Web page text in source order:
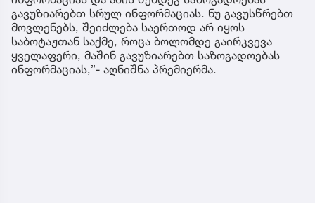
გავუზიარებთ სრულ ინფორმაციას. ნუ გავუსწრებთ
მოვლენებს, შეიძლება საერთოდ არ იყოს
საბოტაჟთან საქმე, როცა ბოლომდე გაირკვევა
ყველაფერი, მაშინ გავუზიარებთ საზოგადოებას
ინფორმაციას,”- აღნიშნა პრემიერმა.